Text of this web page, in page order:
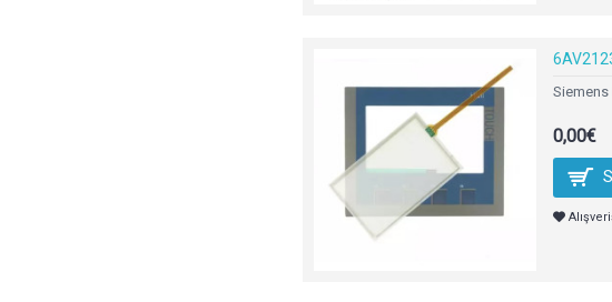
Siemens
0,00€